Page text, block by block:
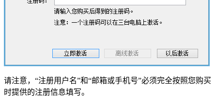
请注意，“注册用户名”和“邮箱或手机号”必须完全按照您购买
时提供的注册信息填写。